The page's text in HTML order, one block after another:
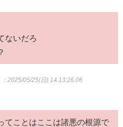
ないだろ
：2025/05/25(日) 14:13:26.06
てことはここは諸悪の根源で